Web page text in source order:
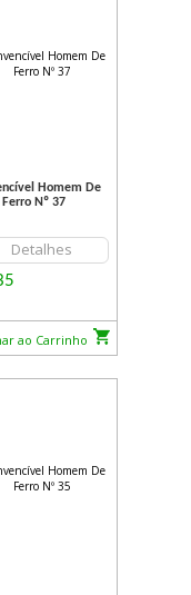
Homem De
Ferro Nº 37
Detalhes
ao Carrinho